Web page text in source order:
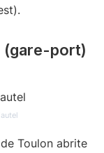
(gare-port)
Toulon abrite